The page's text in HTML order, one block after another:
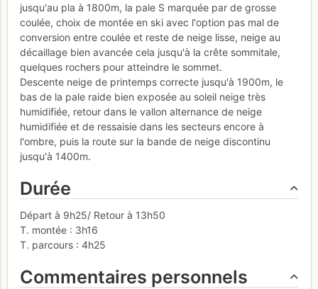
jusqu'au pla à 1800m, la pale S marquée par de grosse
coulée, choix de montée en ski avec l'option pas mal de
conversion entre coulée et reste de neige lisse, neige au
décaillage bien avancée cela jusqu'à la crête sommitale,
quelques rochers pour atteindre le sommet.
Descente neige de printemps correcte jusqu'à 1900m, le
bas de la pale raide bien exposée au soleil neige très
humidifiée, retour dans le vallon alternance de neige
humidifiée et de ressaisie dans les secteurs encore à
l'ombre, puis la route sur la bande de neige discontinu
jusqu'à 1400m.
Durée
Départ à 9h25/ Retour à 13h50
T. montée : 3h16
T. parcours : 4h25
Commentaires personnels